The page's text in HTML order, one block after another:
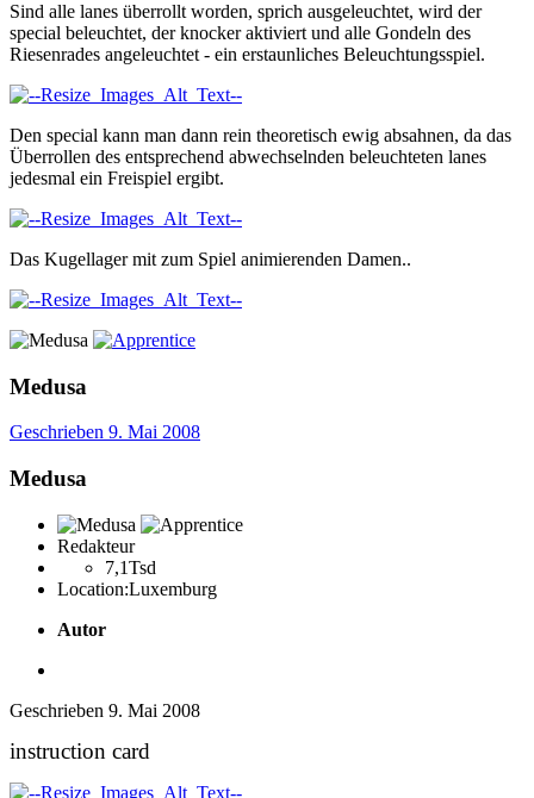
Sind alle lanes überrollt worden, sprich ausgeleuchtet, wird der
special beleuchtet, der knocker aktiviert und alle Gondeln des
Riesenrades angeleuchtet - ein erstaunliches Beleuchtungsspiel.
Den special kann man dann rein theoretisch ewig absahnen, da das
Überrollen des entsprechend abwechselnden beleuchteten lanes
jedesmal ein Freispiel ergibt.
Das Kugellager mit zum Spiel animierenden Damen..
Medusa
Geschrieben 9. Mai 2008
Medusa
Redakteur
7,1Tsd
Location:Luxemburg
Autor
Geschrieben 9. Mai 2008
instruction card